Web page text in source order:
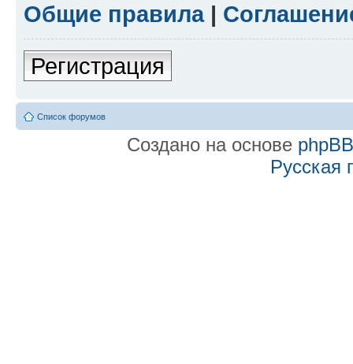
Общие правила|
Регистрация
Список форумов
Создано на основе phpBB
Русская